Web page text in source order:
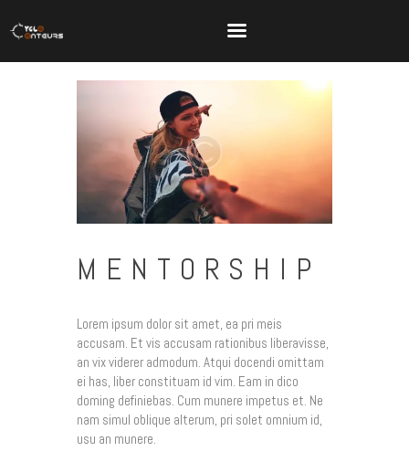
Accueil
Se Préparer
Passe À L’action
S’inspirer
À Propos
Contact
MENTORSHIP
Lorem ipsum dolor sit amet, ea pri meis
accusam. Et vis accusam rationibus liberavisse,
an vix viderer admodum. Atqui docendi omittam
ei has, liber constituam id vim. Eam in dico
doming definiebas. Cum munere impetus et. Ne
nam simul oblique alterum, pri solet omnium id,
usu an munere.